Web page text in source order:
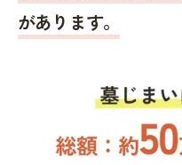
があります。